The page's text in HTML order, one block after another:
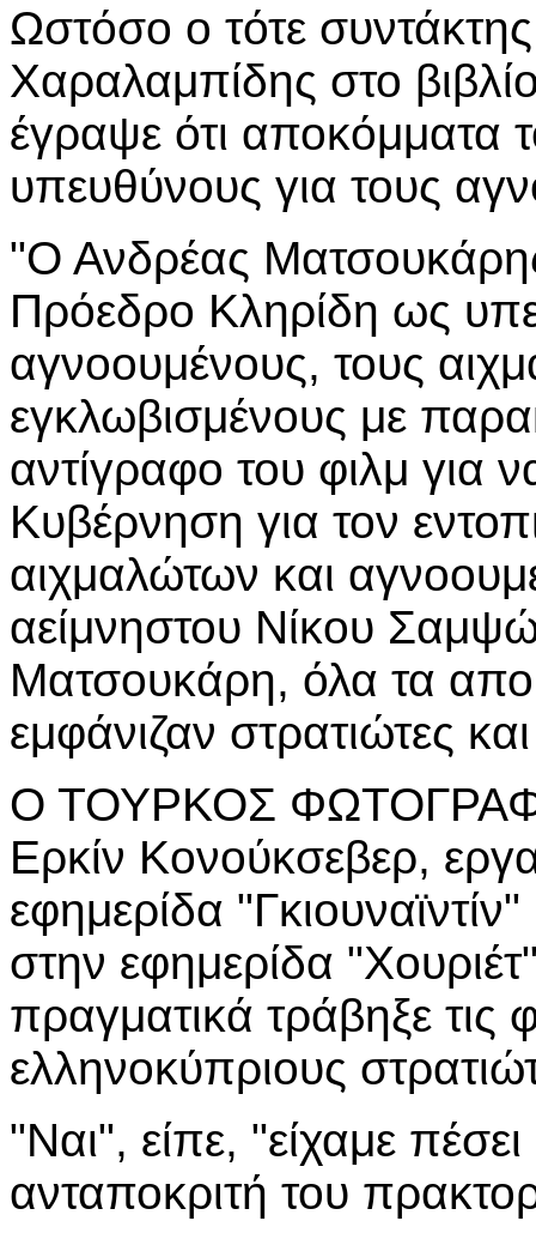
Ωστόσο ο τότε
Χαραλαμπίδης στο
έγραψε ότι αποκόμματα
υπευθύνους για τους
"Ο Ανδρέας
Πρόεδρο Κληρίδη ως
αγνοουμένους, τους
εγκλωβισμένους με
αντίγραφο του φιλμ για
Κυβέρνηση για τον
αιχμαλώτων και
αείμνηστου Νίκου
Ματσουκάρη, όλα τα
εμφάνιζαν στρατιώτες
Ο ΤΟΥΡΚΟΣ
Ερκίν Κονούκσεβερ,
εφημερίδα
στην εφημερίδα
πραγματικά τράβηξε τις
ελληνοκύπριους
"Ναι", είπε, "είχαμε
ανταποκριτή του